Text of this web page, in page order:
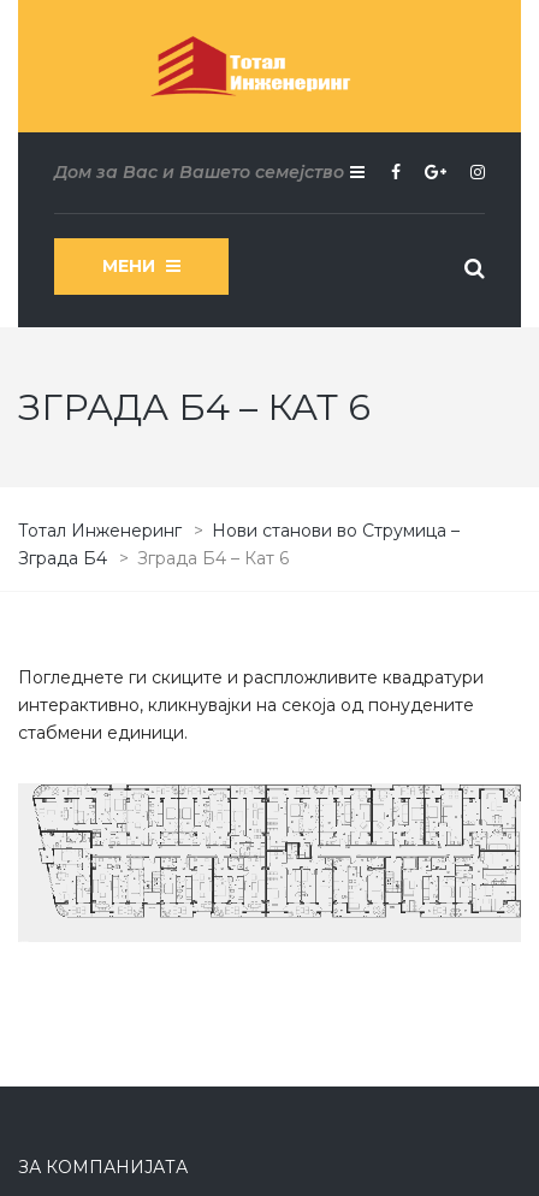
Дом за Вас и Вашето семејство
МЕНИ
ЗГРАДА Б4 – КАТ 6
Тотал Инженеринг > Нови станови во Струмица –
Зграда Б4
> Зграда Б4 – Кат 6
Погледнете ги скиците и распложливите квадратури
интерактивно, кликнувајки на секоја од понудените
стабмени единици.
ЗА КОМПАНИЈАТА